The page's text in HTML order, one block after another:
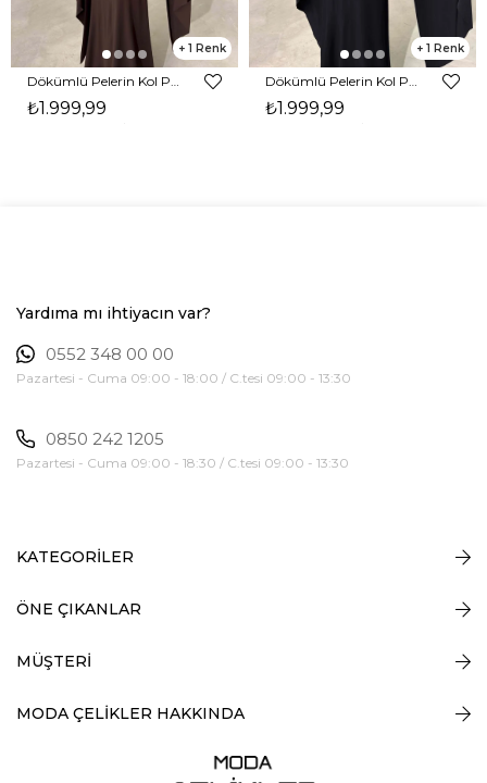
1
₺1.999,99
1
₺1.999,99
Yardıma mı ihtiyacın var?
0552 348 00 00
Pazartesi - Cuma 09:00 - 18:00 / C.tesi 09:00 - 13:30
0850 242 1205
Pazartesi - Cuma 09:00 - 18:30 / C.tesi 09:00 - 13:30
KATEGORİLER
ÖNE ÇIKANLAR
MÜŞTERİ
MODA ÇELİKLER HAKKINDA